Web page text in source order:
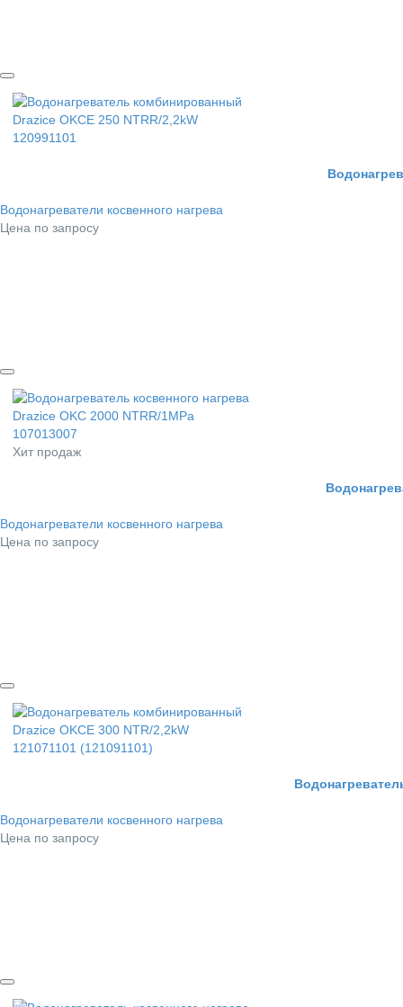
Водонагреватели косвенного нагрева
Цена по запросу
Хит продаж
Водонагреватели косвенного нагрева
Цена по запросу
Водонагреватели косвенного нагрева
Цена по запросу